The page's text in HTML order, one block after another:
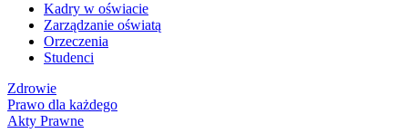
Kadry w oświacie
Zarządzanie oświatą
Orzeczenia
Studenci
Zdrowie
Prawo dla każdego
Akty Prawne